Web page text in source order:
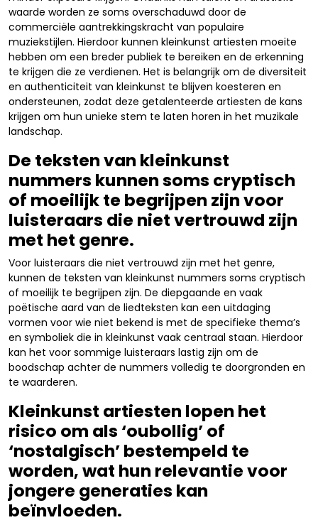
waarde worden ze soms overschaduwd door de
commerciële aantrekkingskracht van populaire
muziekstijlen. Hierdoor kunnen kleinkunst artiesten moeite
hebben om een breder publiek te bereiken en de erkenning
te krijgen die ze verdienen. Het is belangrijk om de diversiteit
en authenticiteit van kleinkunst te blijven koesteren en
ondersteunen, zodat deze getalenteerde artiesten de kans
krijgen om hun unieke stem te laten horen in het muzikale
landschap.
De teksten van kleinkunst
nummers kunnen soms cryptisch
of moeilijk te begrijpen zijn voor
luisteraars die niet vertrouwd zijn
met het genre.
Voor luisteraars die niet vertrouwd zijn met het genre,
kunnen de teksten van kleinkunst nummers soms cryptisch
of moeilijk te begrijpen zijn. De diepgaande en vaak
poëtische aard van de liedteksten kan een uitdaging
vormen voor wie niet bekend is met de specifieke thema’s
en symboliek die in kleinkunst vaak centraal staan. Hierdoor
kan het voor sommige luisteraars lastig zijn om de
boodschap achter de nummers volledig te doorgronden en
te waarderen.
Kleinkunst artiesten lopen het
risico om als ‘oubollig’ of
‘nostalgisch’ bestempeld te
worden, wat hun relevantie voor
jongere generaties kan
beïnvloeden.